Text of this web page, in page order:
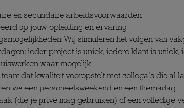
en secundaire arbeidsvoorwaarden
op jouw opleiding en ervaring
Wij stimuleren het volgen van
ieder project is uniek, iedere klant is uniek,
waar mogelijk
team dat kwaliteit vooropstelt met collega's die al
we een personeelsweekend en een themadag
(die je privé mag gebruiken) of een volledige